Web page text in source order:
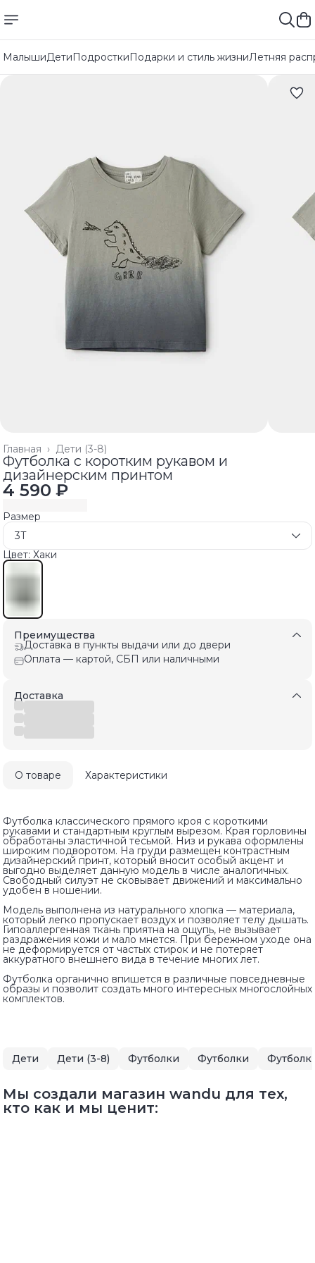
МалышиДетиПодросткиПодарки и стиль жизниЛетняя
Дети (3-8)
Главная ›
Футболка с коротким рукавом и
дизайнерским принтом
4 590 ₽
Размер
3T
Цвет: Хаки
Преимущества
Доставка в пункты выдачи или до двери
Оплата — картой, СБП или наличными
Доставка
О товаре Характеристики
Футболка классического прямого кроя с короткими
рукавами и стандартным круглым вырезом. Края горловины
обработаны эластичной тесьмой. Низ и рукава оформлены
широким подворотом. На груди размещен контрастным
дизайнерский принт, который вносит особый акцент и
выгодно выделяет данную модель в числе аналогичных.
Свободный силуэт не сковывает движений и максимально
удобен в ношении.
Модель выполнена из натурального хлопка — материала,
который легко пропускает воздух и позволяет телу дышать.
Гипоаллергенная ткань приятна на ощупь, не вызывает
раздражения кожи и мало мнется. При бережном уходе она
не деформируется от частых стирок и не потеряет
аккуратного внешнего вида в течение многих лет.
Футболка органично впишется в различные повседневные
образы и позволит создать много интересных многослойных
комплектов.
Дети Дети (3-8) Футболки Футболки
Мы создали магазин wandu для тех,
кто как и мы ценит: